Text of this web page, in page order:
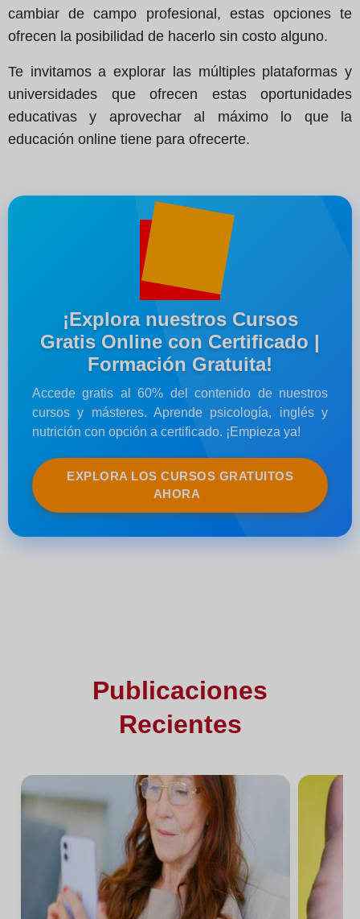
cambiar de campo profesional, estas opciones te
ofrecen la posibilidad de hacerlo sin costo alguno.
Te invitamos a explorar las múltiples plataformas y
universidades que ofrecen estas oportunidades
educativas y aprovechar al máximo lo que la
educación online tiene para ofrecerte.
¡Explora nuestros Cursos
Gratis Online con Certificado |
Formación Gratuita!
Accede gratis al 60% del contenido de nuestros
cursos y másteres. Aprende psicología, inglés y
nutrición con opción a certificado. ¡Empieza ya!
EXPLORA LOS CURSOS GRATUITOS
AHORA
Publicaciones
Recientes